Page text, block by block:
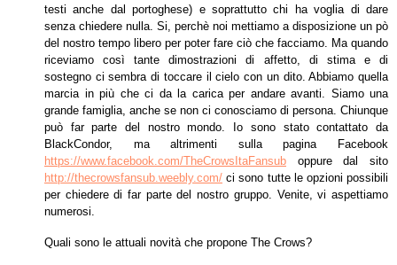
testi anche dal portoghese) e soprattutto chi ha voglia di dare
senza chiedere nulla. Si, perchè noi mettiamo a disposizione un pò
del nostro tempo libero per poter fare ciò che facciamo. Ma quando
riceviamo così tante dimostrazioni di affetto, di stima e di
sostegno ci sembra di toccare il cielo con un dito. Abbiamo quella
marcia in più che ci da la carica per andare avanti. Siamo una
grande famiglia, anche se non ci conosciamo di persona. Chiunque
può far parte del nostro mondo. Io sono stato contattato da
BlackCondor, ma altrimenti sulla pagina Facebook
https://www.facebook.com/TheCrowsItaFansub oppure dal sito
http://thecrowsfansub.weebly.com/ ci sono tutte le opzioni possibili
per chiedere di far parte del nostro gruppo. Venite, vi aspettiamo
numerosi.
Quali sono le attuali novità che propone The Crows?